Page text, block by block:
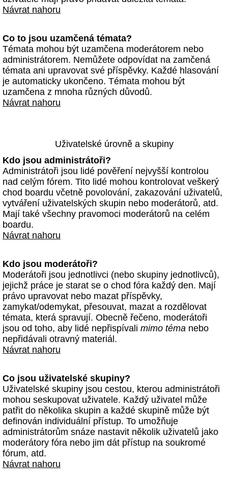
Návrat nahoru
Co to jsou uzamčená témata?
Témata mohou být uzamčena moderátorem nebo
administrátorem. Nemůžete odpovídat na zamčená
témata ani upravovat své příspěvky. Každé hlasování
je automaticky ukončeno. Témata mohou být
uzamčena z mnoha různých důvodů.
Návrat nahoru
Uživatelské úrovně a skupiny
Kdo jsou administrátoři?
Administrátoři jsou lidé pověření nejvyšší kontrolou
nad celým fórem. Tito lidé mohou kontrolovat veškerý
chod boardu včetně povolování, zakazování uživatelů,
vytváření uživatelských skupin nebo moderátorů, atd.
Mají také všechny pravomoci moderátorů na celém
boardu.
Návrat nahoru
Kdo jsou moderátoři?
Moderátoři jsou jednotlivci (nebo skupiny jednotlivců),
jejichž práce je starat se o chod fóra každý den. Mají
právo upravovat nebo mazat příspěvky,
zamykat/odemykat, přesouvat, mazat a rozdělovat
témata, která spravují. Obecně řečeno, moderátoři
jsou od toho, aby lidé nepřispívali mimo téma nebo
nepřidávali otravný materiál.
Návrat nahoru
Co jsou uživatelské skupiny?
Uživatelské skupiny jsou cestou, kterou administrátoři
mohou seskupovat uživatele. Každý uživatel může
patřit do několika skupin a každé skupině může být
definován individuální přístup. To umožňuje
administrátorům snáze nastavit několik uživatelů jako
moderátory fóra nebo jim dát přístup na soukromé
fórum, atd.
Návrat nahoru